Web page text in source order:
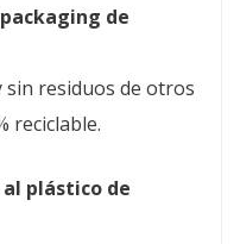
de
sin residuos de otros
reciclable.
plástico de